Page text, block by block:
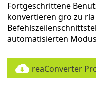
Fortgeschrittene
konvertieren gro zu
automatisierten
reaConverter